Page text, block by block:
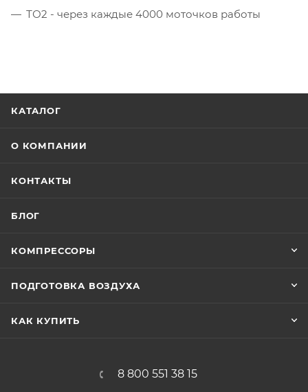
ТО2 - через каждые 4000 моточков работы
КАТАЛОГ
О КОМПАНИИ
КОНТАКТЫ
БЛОГ
КОМПРЕССОРЫ
ПОДГОТОВКА ВОЗДУХА
КАК КУПИТЬ
8 800 551 38 15